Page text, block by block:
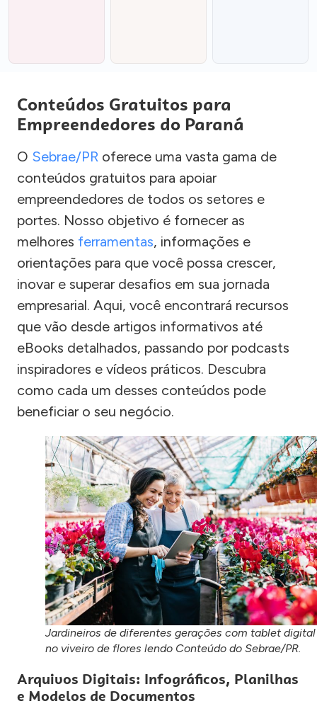
Conteúdos Gratuitos para
Empreendedores do Paraná
O Sebrae/PR oferece uma vasta gama de
conteúdos gratuitos para apoiar
empreendedores de todos os setores e
portes. Nosso objetivo é fornecer as
melhores ferramentas, informações e
orientações para que você possa crescer,
inovar e superar desafios em sua jornada
empresarial. Aqui, você encontrará recursos
que vão desde artigos informativos até
eBooks detalhados, passando por podcasts
inspiradores e vídeos práticos. Descubra
como cada um desses conteúdos pode
beneficiar o seu negócio.
Jardineiros de diferentes gerações com tablet digital
no viveiro de flores lendo Conteúdo do Sebrae/PR.
Arquivos Digitais: Infográficos, Planilhas
e Modelos de Documentos